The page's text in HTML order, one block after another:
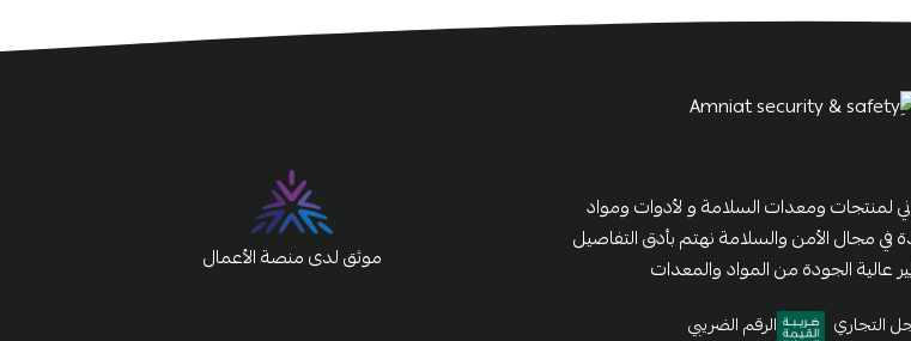
لمنتجات ومعدات السلامة و لأدوات ومواد
في مجال الأمن والسلامة نهتم بأدق التفاصيل
عالية الجودة من المواد والمعدات
التجاري
الرقم الضريبي
موثق لدى منصة الأعمال